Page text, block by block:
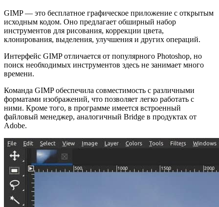
GIMP — это бесплатное графическое приложение с открытым
исходным кодом. Оно предлагает обширный набор
инструментов для рисования, коррекции цвета,
клонирования, выделения, улучшения и других операций.
Интерфейс GIMP отличается от популярного Photoshop, но
поиск необходимых инструментов здесь не занимает много
времени.
Команда GIMP обеспечила совместимость с различными
форматами изображений, что позволяет легко работать с
ними. Кроме того, в программе имеется встроенный
файловый менеджер, аналогичный Bridge в продуктах от
Adobe.